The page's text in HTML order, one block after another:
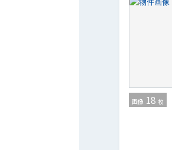
画像 18 枚